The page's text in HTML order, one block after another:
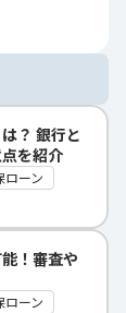
？ 銀行と
を紹介
ローン
！審査や
ローン